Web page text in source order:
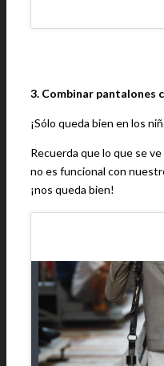
3. Combinar pantalones
¡Sólo queda bien en los
Recuerda que lo que se
no es funcional con
¡nos queda bien!